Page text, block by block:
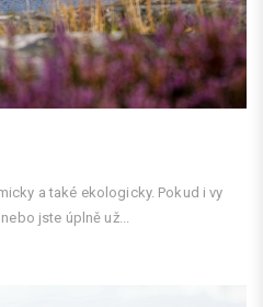
a také ekologicky. Pokud i vy
jste úplně už...